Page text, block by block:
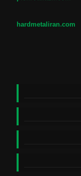
hardmetaliran.com